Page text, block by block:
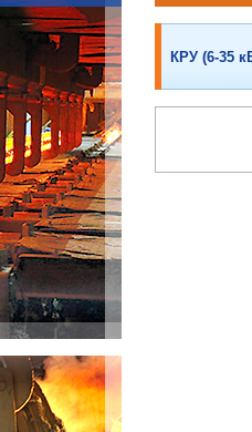
КРУ (6-35